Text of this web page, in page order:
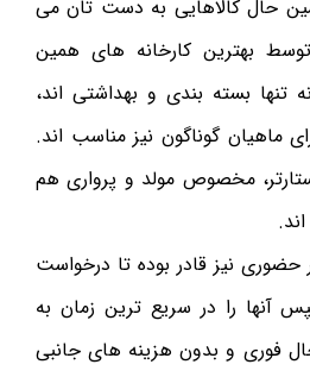
حال کالاهایی به دست تان‌ می
بهترین کارخانه های همین
تنها بسته بندی و بهداشتی اند،
ماهیان گوناگون نیز مناسب اند.
مخصوص مولد و پرواری هم
نیز قادر بوده تا درخواست
آنها را در سریع ترین‌ زمان به
فوری و بدون هزینه های جانبی